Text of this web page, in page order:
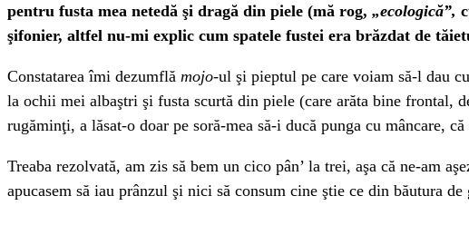
pentru fusta mea netedă şi dragă din piele (mă rog, „ecologică”,
şifonier, altfel nu-mi explic cum spatele fustei era brăzdat de
Constatarea îmi dezumflă mojo-ul şi pieptul pe care voiam să-l dau
la ochii mei albaştri şi fusta scurtă din piele (care arăta bine frontal,
rugăminţi, a lăsat-o doar pe soră-mea să-i ducă punga cu mâncare,
Treaba rezolvată, am zis să bem un cico pân’ la trei, aşa că ne-am
apucasem să iau prânzul şi nici să consum cine ştie ce din băutura de